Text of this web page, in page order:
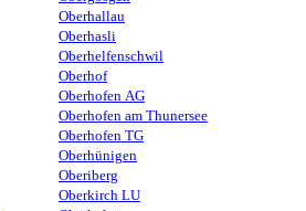
Oberhallau
Oberhasli
Oberhelfenschwil
Oberhof
Oberhofen AG
Oberhofen am Thunersee
Oberhofen TG
Oberhünigen
Oberiberg
Oberkirch LU